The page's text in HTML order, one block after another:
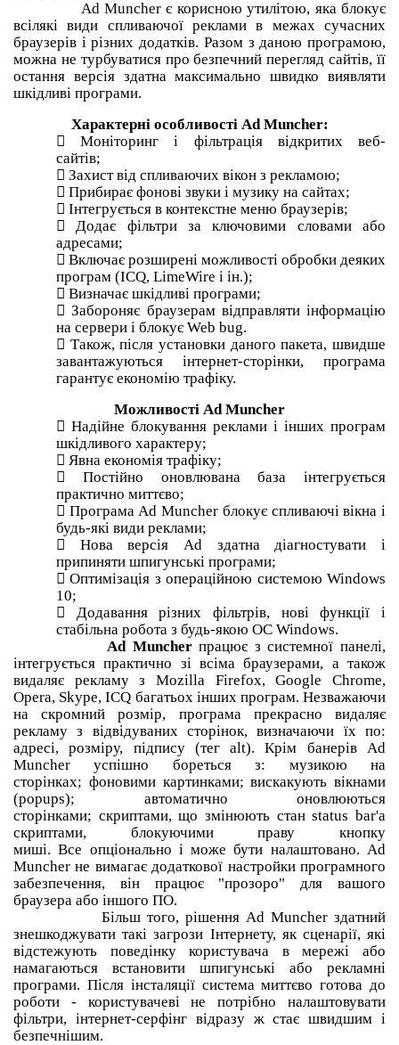
Ad Muncher є корисною утилітою, яка блокує
всілякі види спливаючої реклами в межах сучасних
браузерів і різних додатків. Разом з даною програмою,
можна не турбуватися про безпечний перегляд сайтів, її
остання версія здатна максимально швидко виявляти
шкідливі програми.
Характерні особливості Ad Muncher:
Моніторинг і фільтрація відкритих веб-
сайтів;
 Захист від спливаючих вікон з рекламою;
 Прибирає фонові звуки і музику на сайтах;
 Інтегрується в контекстне меню браузерів;
 Додає фільтри за ключовими словами або
адресами;
 Включає розширені можливості обробки деяких
програм (ICQ, LimeWire і ін.);
 Визначає шкідливі програми;
Забороняє браузерам відправляти інформацію
на сервери і блокує Web bug.
 Також, після установки даного пакета, швидше
завантажуються інтернет-сторінки, програма
гарантує економію трафіку.
Можливості Ad Muncher
 Надійне блокування реклами і інших програм
шкідливого характеру;
 Явна економія трафіку;
 Постійно оновлювана база інтегрується
практично миттєво;
 Програма Ad Muncher блокує спливаючі вікна і
будь-які види реклами;
 Нова версія Ad здатна діагностувати і
припиняти шпигунські програми;
Оптимізація з операційною системою Windows
10;

Додавання різних фільтрів, нові функції і
стабільна робота з будь-якою ОС Windows.
Ad Muncherпрацює з системної панелі,
інтегрується практично зі всіма браузерами, а також
видаляє рекламу з Mozilla Firefox, Google Chrome,
Opera, Skype, ICQ багатьох інших програм. Незважаючи
на скромний розмір, програма прекрасно видаляє
рекламу з відвідуваних сторінок, визначаючи їх по:
адресі, розміру, підпису (тег alt).Крім банерів Ad
Muncher успішно бореться з: музикою на
сторінках; фоновими картинками;вискакують вікнами
(popups); автоматично оновлюються
сторінками; скриптами, що змінюють стан status bar'а
скриптами, блокуючими праву кнопку
миші.Все опціонально і може бути налаштовано. Ad
Muncher не вимагає додаткової настройки програмного
забезпечення, він працює "прозоро" для вашого
браузера або іншого ПО.
Більш того, рішення Ad Muncher здатний
знешкоджувати такі загрози Інтернету, як сценарії, які
відстежують поведінку користувача в мережі або
намагаються встановити шпигунські або рекламні
програми. Після інсталяції система миттєво готова до
роботи - користувачеві не потрібно налаштовувати
фільтри, інтернет-серфінг відразу ж стає швидшим і
безпечнішим.